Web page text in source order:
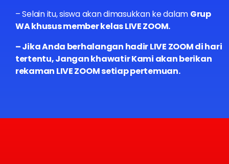
– Selain itu, siswa akan dimasukkan ke dalam Grup
WA khusus member kelas LIVE ZOOM.
– Jika Anda berhalangan hadir LIVE ZOOM di hari
tertentu, Jangan khawatir Kami akan berikan
rekaman LIVE ZOOM setiap pertemuan.